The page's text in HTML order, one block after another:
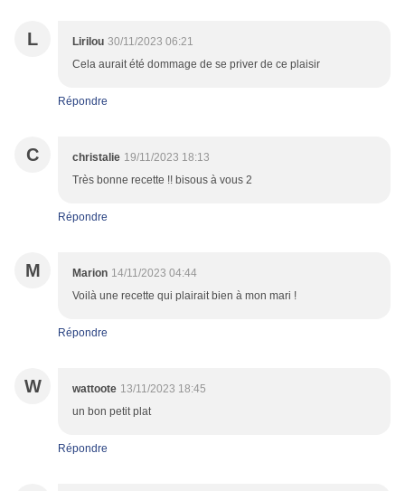
L Lirilou 30/11/2023 06:21
Cela aurait été dommage de se priver de ce plaisir
Répondre
C christalie 19/11/2023 18:13
Très bonne recette !! bisous à vous 2
Répondre
M Marion 14/11/2023 04:44
Voilà une recette qui plairait bien à mon mari !
Répondre
W wattoote 13/11/2023 18:45
un bon petit plat
Répondre